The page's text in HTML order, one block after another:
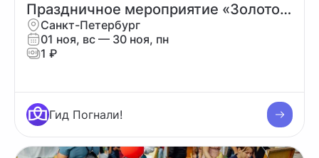
Праздничное мероприятие «Золотой урожай»
Санкт-Петербург
01 ноя, вс — 30 ноя, пн
1 ₽
Гид Погнали!